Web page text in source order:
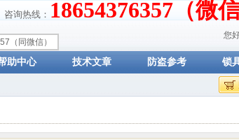
（同微信）
您
咨询热线： 18654376357（微
助中心 技术文章 防盗参考 锁